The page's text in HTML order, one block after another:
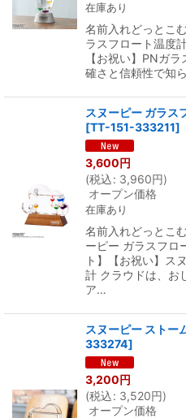
在庫あり
名前入れどっとこ
ラスフロート温度
【お祝い】PNガ
確さと信頼性で知
スヌーピー ガラス
[TT-151-333211]
3,600円
(税込: 3,960円)
オープン価格
在庫あり
名前入れどっとこ
ーピー ガラスフロ
ト】【お祝い】ス
計 クラウドは、お
ア…
スヌーピー ストー
333274]
3,200円
(税込: 3,520円)
オープン価格